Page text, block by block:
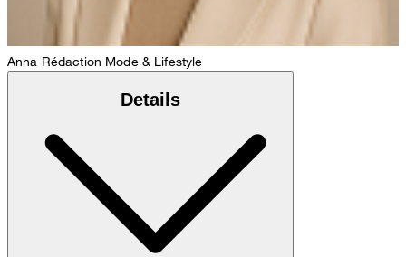
Anna Rédaction Mode & Lifestyle
Details